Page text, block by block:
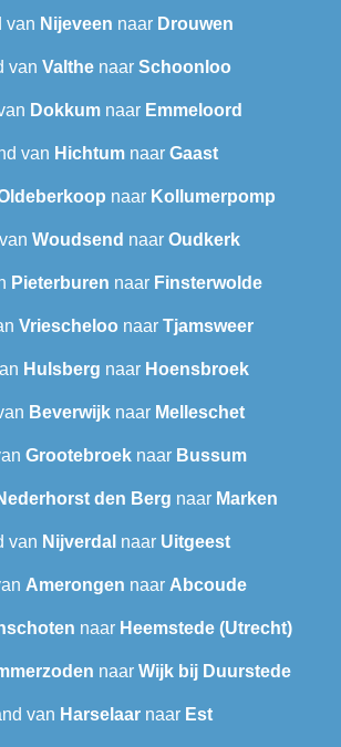
van Nijeveen naar Drouwen
van Valthenaar Schoonloo
Dokkum naar Emmeloord
van Hichtum naar Gaast
naar Kollumerpomp
Woudsend naar Oudkerk
Pieterburen naar Finsterwolde
Vriescheloo naar Tjamsweer
Hulsberg naar Hoensbroek
Beverwijknaar Melleschet
Grootebroek naar Bussum
den Berg naar Marken
van Nijverdal naar Uitgeest
Amerongen naar Abcoude
naar Heemstede (Utrecht)
naar Wijk bij Duurstede
van Harselaar naar Est